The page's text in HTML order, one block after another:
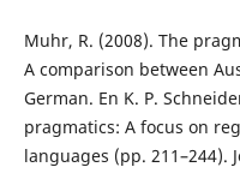
Muhr, R. (2008). The
A comparison between
German. En K. P.
pragmatics: A focus on
languages (pp. 211–244).